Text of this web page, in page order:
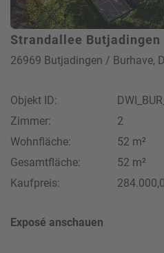
Strandallee Butjadingen
26969 Butjadingen / Burhave,
Objekt ID:
Zimmer:
2
Wohnfläche:
52 m²
Gesamtfläche:
52 m²
Kaufpreis:
Exposé anschauen